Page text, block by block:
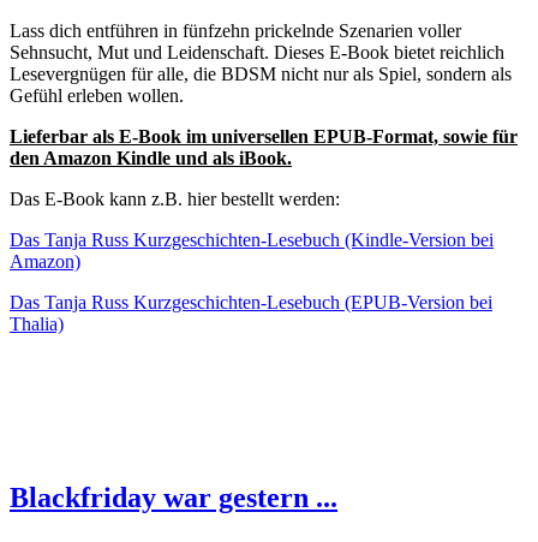
Lass dich entführen in fünfzehn prickelnde Szenarien voller
Sehnsucht, Mut und Leidenschaft. Dieses E-Book bietet reichlich
Lesevergnügen für alle, die BDSM nicht nur als Spiel, sondern als
Gefühl erleben wollen.
Lieferbar als E-Book im universellen EPUB-Format, sowie für
den Amazon Kindle und als iBook.
Das E-Book kann z.B. hier bestellt werden:
Das Tanja Russ Kurzgeschichten-Lesebuch (Kindle-Version bei
Amazon)
Das Tanja Russ Kurzgeschichten-Lesebuch (EPUB-Version bei
Thalia)
Blackfriday war gestern ...